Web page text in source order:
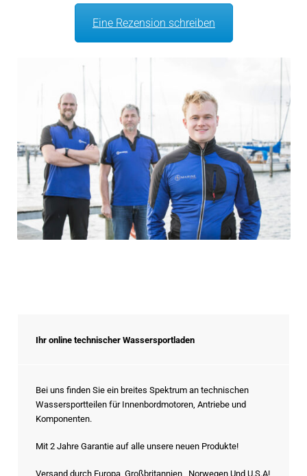
Eine Rezension schreiben
Ihr online technischer Wassersportladen
Bei uns finden Sie ein breites Spektrum an technischen
Wassersportteilen für Innenbordmotoren, Antriebe und
Komponenten.
Mit 2 Jahre Garantie auf alle unsere neuen Produkte!
Versand durch Europa, Großbritannien, Norwegen Und U.S.A!